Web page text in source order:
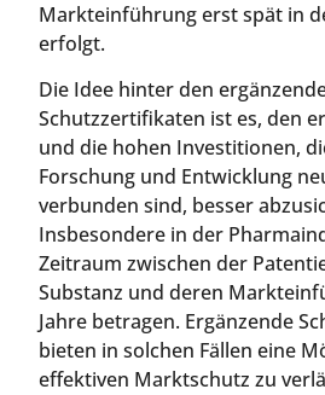
Markteinführung erst spät in
erfolgt.
Die Idee hinter den
Schutzzertifikaten ist es, den
und die hohen Investitionen,
Forschung und Entwicklung
verbunden sind, besser
Insbesondere in der
Zeitraum zwischen der
Substanz und deren
Jahre betragen. Ergänzende
bieten in solchen Fällen eine
effektiven Marktschutz zu